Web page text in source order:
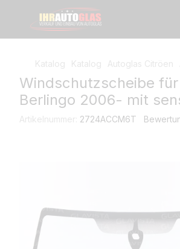
Katalog Katalog Autoglas Citröen
Windschutzscheibe
Berlingo 2006- mit
Artikelnummer: 2724ACCM6T